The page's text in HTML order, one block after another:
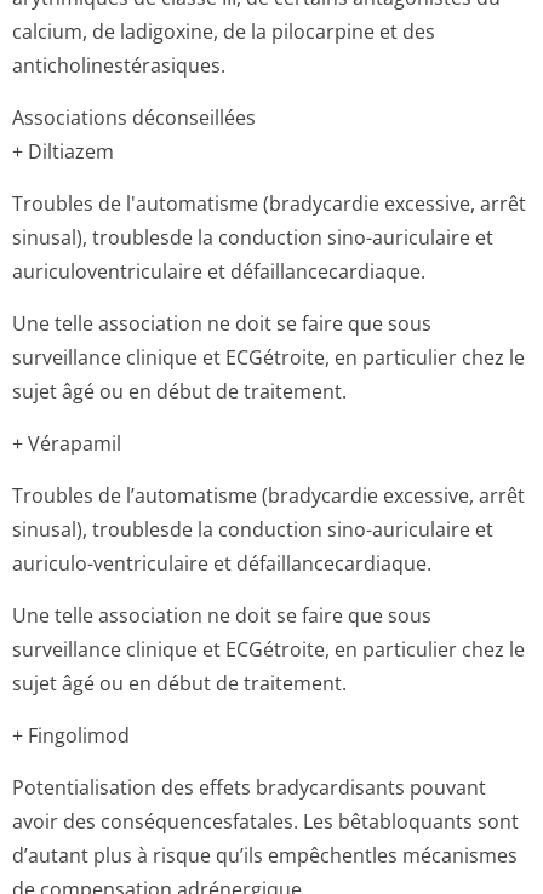
calcium, de ladigoxine, de la pilocarpine et des
anticholinesté­rasiques.
Associations déconseillées
+ Diltiazem
Troubles de l'automatisme (bradycardie excessive, arrêt
sinusal), troublesde la conduction sino-auriculaire et
auriculoventri­culaire et défaillancecar­diaque.
Une telle association ne doit se faire que sous
surveillance clinique et ECGétroite, en particulier chez le
sujet âgé ou en début de traitement.
+ Vérapamil
Troubles de l’automatisme (bradycardie excessive, arrêt
sinusal), troublesde la conduction sino-auriculaire et
auriculo-ventriculaire et défaillancecar­diaque.
Une telle association ne doit se faire que sous
surveillance clinique et ECGétroite, en particulier chez le
sujet âgé ou en début de traitement.
+ Fingolimod
Potentialisation des effets bradycardisants pouvant
avoir des conséquencesfa­tales. Les bêtabloquants sont
d’autant plus à risque qu’ils empêchentles mécanismes